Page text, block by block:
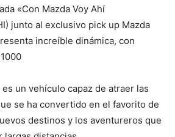
«Con Mazda Voy Ahí
junto al exclusivo pick up Mazda
increíble dinámica, con
es un vehículo capaz de atraer las
se ha convertido en el favorito de
destinos y los aventureros que